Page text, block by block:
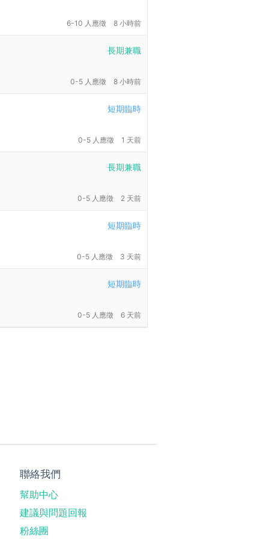
6-10 人應徵 8 小時前
長期兼職
0-5 人應徵 8 小時前
短期臨時
0-5 人應徵 1 天前
長期兼職
0-5 人應徵 2 天前
短期臨時
0-5 人應徵 3 天前
短期臨時
0-5 人應徵 6 天前
聯絡我們
幫助中心
建議與問題回報
粉絲團